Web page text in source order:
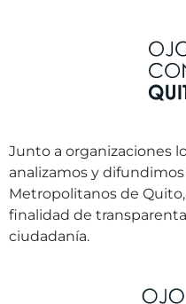
Junto a organizaciones
analizamos y
Metropolitanos de
finalidad de
ciudadanía.